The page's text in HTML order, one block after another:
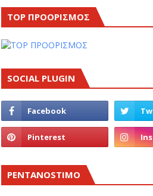
TOP ΠΡΟΟΡΙΣΜΟΣ
SOCIAL PLUGIN
PENTANOSTIMO